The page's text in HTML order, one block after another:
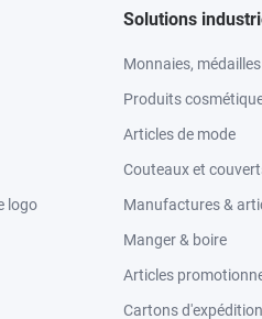
logo
Solutions
Monnaies,
Produits
Articles de mode
Couteaux et
Manufactures &
Manger & boire
Articles
Cartons d'expédition